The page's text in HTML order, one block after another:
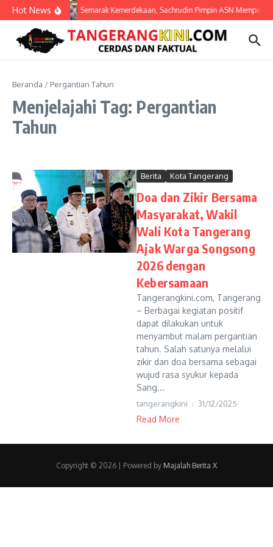
Lewati ke konten
Hot News Semarak Kemerdekaan, Sachrudin Pimpin ASN
Beranda / Pergantian Tahun
Menjelajahi Tag: Pergantian
Tahun
Berita Kota Tangerang
Doa dan Zikir Bersama
Masyarakat, Wakil
Wali Kota Tangerang
Ajak Warga Songsong
2026 dengan
Kebersamaan
Tangerangkini.com, Tangerang
– Berbagai kegiatan positif
dapat dilakukan untuk
menyambut malam pergantian
tahun. Salah satunya melalui
zikir dan doa bersama sebagai
wujud rasa syukur kepada
Sang...
tangerangkini 31/12/2025
Read More
Copyright © 2026 | Powered by Majalah Berita X